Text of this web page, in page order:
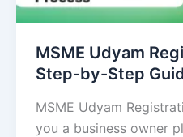
MSME Udyam
Step-by-Step
MSME Udyam
you a business owner